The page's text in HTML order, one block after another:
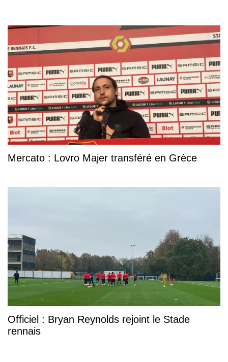
Mercato : Lovro Majer transféré en Grèce
Officiel : Bryan Reynolds rejoint le Stade
rennais